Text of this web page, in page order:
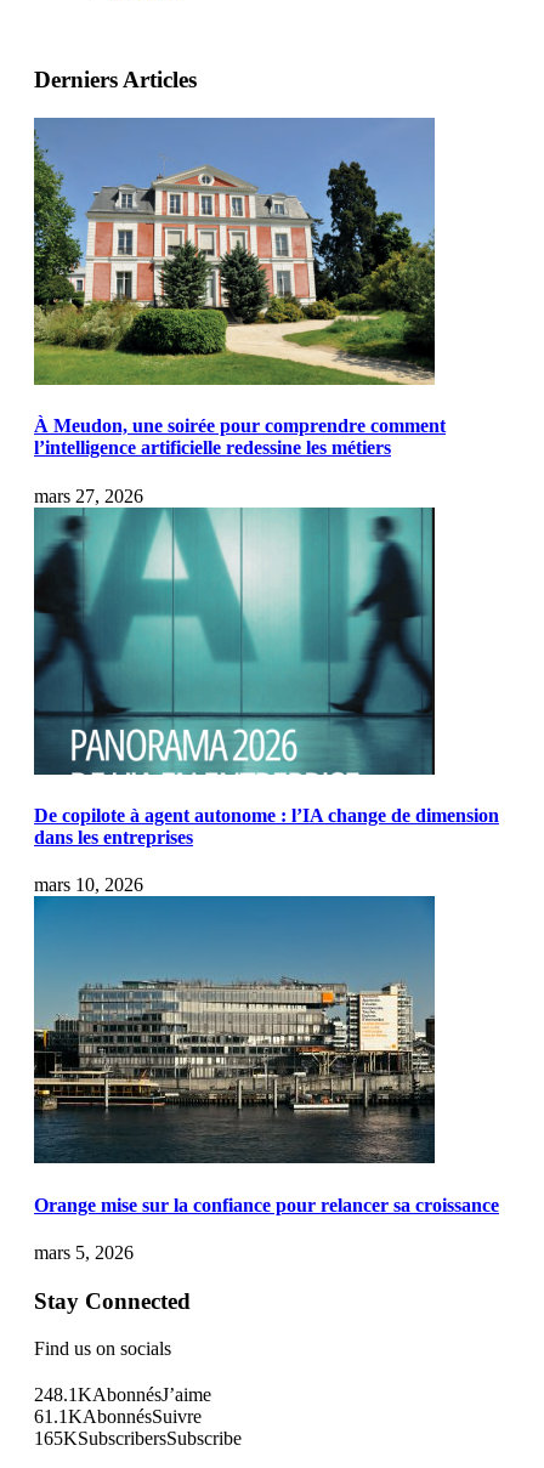
Derniers Articles
À Meudon, une soirée pour comprendre comment
l’intelligence artificielle redessine les métiers
mars 27, 2026
De copilote à agent autonome : l’IA change de dimension
dans les entreprises
mars 10, 2026
Orange mise sur la confiance pour relancer sa croissance
mars 5, 2026
Stay Connected
Find us on socials
248.1KAbonnésJ’aime
61.1KAbonnésSuivre
165KSubscribersSubscribe